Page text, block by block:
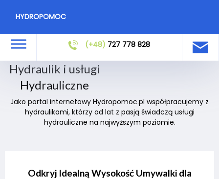
HYDROPOMOC
(+48) 727 778 828
Hydraulik i usługi
Hydrauliczne
Jako portal internetowy Hydropomoc.pl współpracujemy z
hydraulikami, którzy od lat z pasją świadczą usługi
hydrauliczne na najwyższym poziomie.
Odkryj Idealną Wysokość Umywalki dla